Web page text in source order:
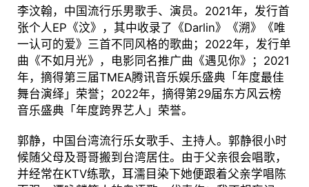
李汶翰，中国流行乐男歌手、演员。2021年，发行首
张个人EP《汶》，其中收录了《Darlin》《溯》《唯
一认可的爱》三首不同风格的歌曲；2022年，发行单
曲《不如月光》，电影同名推广曲《遇见你》；2021
年，摘得第三届TMEA腾讯音乐娱乐盛典「年度最佳
舞台演绎」荣誉；2022年，摘得第29届东方风云榜
音乐盛典「年度跨界艺人」荣誉。
郭静，中国台湾流行乐女歌手、主持人。郭静很小时
候随父母及哥哥搬到台湾居住。由于父亲很会唱歌，
并经常在KTV练歌，耳濡目染下她便跟着父亲学唱陈